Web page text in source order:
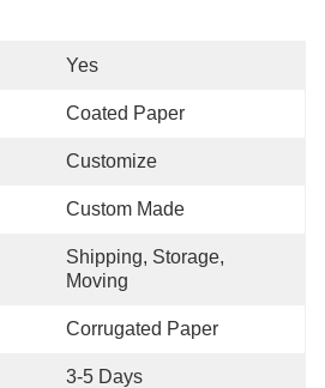
Yes
Coated Paper
Customize
Custom Made
Shipping, Storage,
Moving
Corrugated Paper
3-5 Days